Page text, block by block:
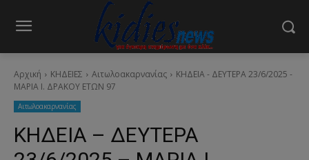
Αρχική ΚΗΔΕΙΕΣ Aιτωλοακαρνανίας
ΚΗΔΕΙΑ - ΔΕΥΤΕΡΑ 23/6/2025 -
ΜΑΡΙΑ Ι. ΔΡΑΚΟΥ ΕΤΩΝ 97
Aιτωλοακαρνανίας
ΚΗΔΕΙΑ – ΔΕΥΤΕΡΑ